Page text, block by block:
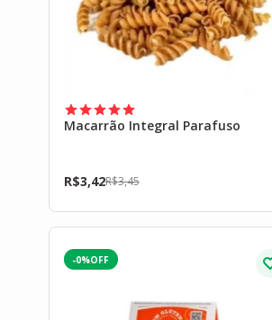
Macarrão Integral Parafuso
R$3,45
R$3,42
-0%